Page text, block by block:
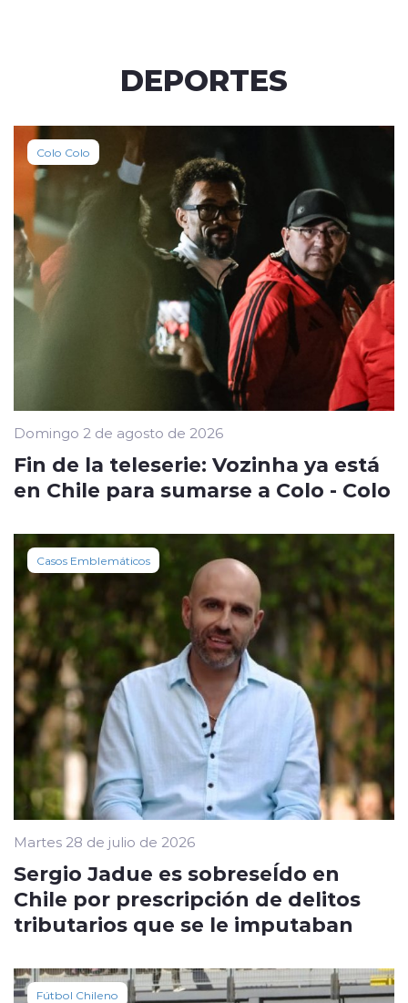
DEPORTES
Colo Colo
Domingo 2 de agosto de 2026
Fin de la teleserie: Vozinha ya está
en Chile para sumarse a Colo - Colo
Casos Emblemáticos
Martes 28 de julio de 2026
Sergio Jadue es sobreseÍdo en
Chile por prescripción de delitos
tributarios que se le imputaban
Fútbol Chileno